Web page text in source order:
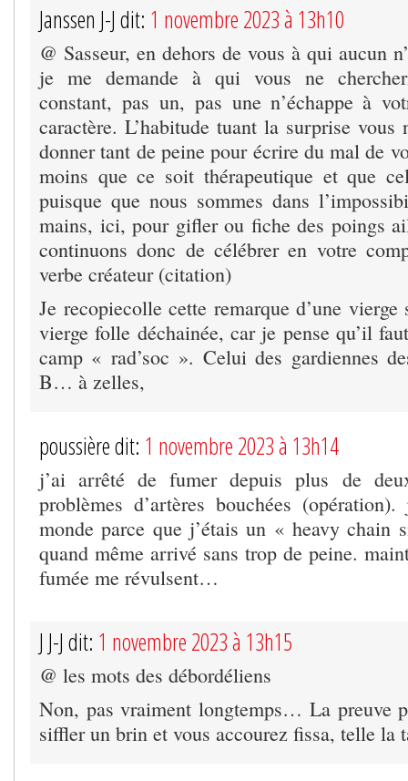
Janssen J-J dit: 1 novembre 2023 à 13h10
@ Sasseur, en dehors de vous à qui aucun
je me demande à qui vous ne
constant, pas un, pas une n’échappe à
caractère. L’habitude tuant la surprise vous
donner tant de peine pour écrire du mal de
moins que ce soit thérapeutique et que
puisque que nous sommes dans
mains, ici, pour gifler ou fiche des poings
continuons donc de célébrer en votre
verbe créateur (citation)
Je recopiecolle cette remarque d’une vierge
vierge folle déchainée, car je pense qu’il
camp « rad’soc ». Celui des gardiennes
B… à zelles,
poussière dit: 1 novembre 2023 à 13h14
j’ai arrêté de fumer depuis plus de
problèmes d’artères bouchées
monde parce que j’étais un « heavy chain
quand même arrivé sans trop de peine.
fumée me révulsent…
J J-J dit: 1 novembre 2023 à 13h15
@ les mots des débordéliens
Non, pas vraiment longtemps… La preuve
siffler un brin et vous accourez fissa, telle la